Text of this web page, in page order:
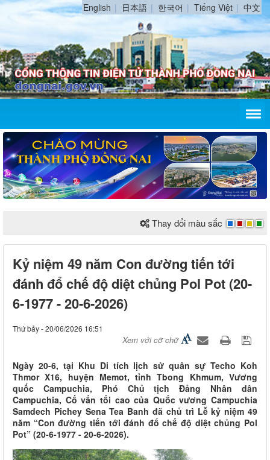
English 日本語 한국어 Tiếng Việt 中文
Thay đổi màu sắc
Kỷ niệm 49 năm Con đường tiến tới
đánh đổ chế độ diệt chủng Pol Pot (20-
6-1977 - 20-6-2026)
Thứ bảy - 20/06/2026 16:51
Xem với cỡ chữ
Ngày 20-6, tại Khu Di tích lịch sử quân sự Techo Koh
Thmor X16, huyện Memot, tỉnh Tbong Khmum, Vương
quốc Campuchia, Phó Chủ tịch Đảng Nhân dân
Campuchia, Cố vấn tối cao của Quốc vương Campuchia
Samdech Pichey Sena Tea Banh đã chủ trì Lễ kỷ niệm 49
năm “Con đường tiến tới đánh đổ chế độ diệt chủng Pol
Pot” (20-6-1977 - 20-6-2026).